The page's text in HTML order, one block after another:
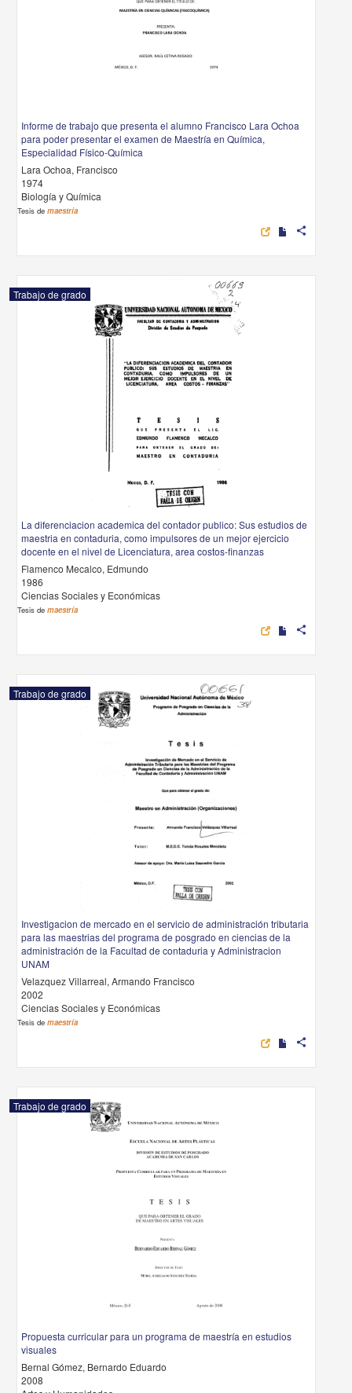
Informe de trabajo que presenta el alumno Francisco Lara Ochoa
para poder presentar el examen de Maestría en Química,
Especialidad Físico-Química
Lara Ochoa, Francisco
1974
Biología y Química
Tesis demaestría
share
Trabajo de grado
La diferenciacion academica del contador publico: Sus estudios de
maestria en contaduria, como impulsores de un mejor ejercicio
docente en el nivel de Licenciatura, area costos-finanzas
Flamenco Mecalco, Edmundo
1986
Ciencias Sociales y Económicas
Tesis demaestría
share
Trabajo de grado
Investigacion de mercado en el servicio de administración tributaria
para las maestrias del programa de posgrado en ciencias de la
administración de la Facultad de contaduria y Administracion
UNAM
Velazquez Villarreal, Armando Francisco
2002
Ciencias Sociales y Económicas
Tesis demaestría
share
Trabajo de grado
Propuesta curricular para un programa de maestría en estudios
visuales
Bernal Gómez, Bernardo Eduardo
2008